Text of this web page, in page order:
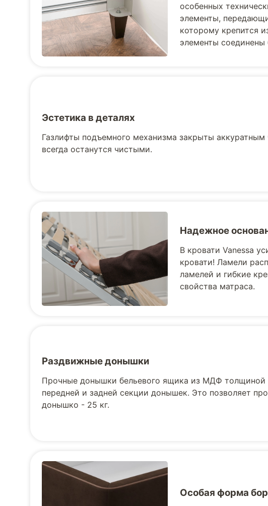
особенных
элементы,
которому крепится
элементы
Эстетика в деталях
Газлифты подъемного механизма закрыты
всегда останутся чистыми.
Надежное
В кровати Vanessa
кровати! Ламели
ламелей и гибкие
свойства матраса.
Раздвижные донышки
Прочные донышки бельевого ящика из МДФ
передней и задней секции донышек. Это позволяет
донышко - 25 кг.
Особая форма